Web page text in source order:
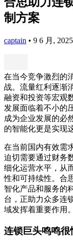
制方案
captain • 9 6 月,
在当今竞争激烈的
战。流量红利逐渐
融资和投资等宏观
发展面临着不小的
成为企业发展的必
的智能化更是实现
在当前国内有效需
迫切需要通过财务
细化运营水平，从
性和可持续性。合
智化产品和服务的
台，正助力众多连
域发挥着重要作用。
连锁巨头鸣鸣很